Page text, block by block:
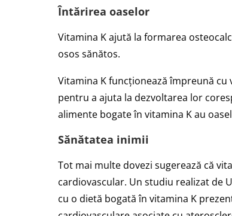
Întărirea oaselor
Vitamina K ajută la formarea
osos sănătos.
Vitamina K funcționează împreună cu
pentru a ajuta la dezvoltarea lor
alimente bogate în vitamina K au
Sănătatea inimii
Tot mai multe dovezi sugerează că
cardiovascular. Un studiu realizat de
cu o dietă bogată în vitamina K